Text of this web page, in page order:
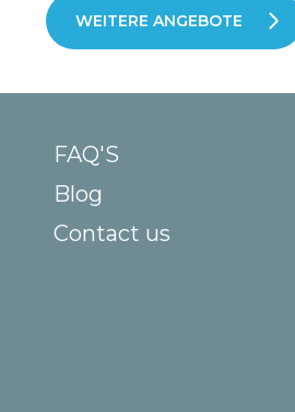
WEITERE ANGEBOTE
FAQ'S
Blog
Contact us